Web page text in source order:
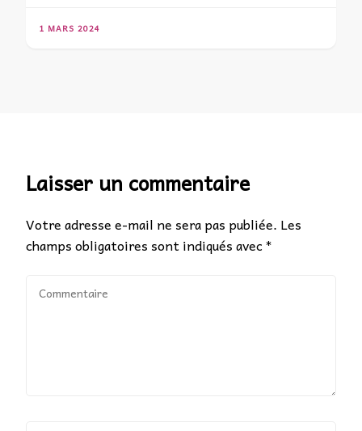
1 MARS 2024
Laisser un commentaire
Votre adresse e-mail ne sera pas publiée. Les
champs obligatoires sont indiqués avec*